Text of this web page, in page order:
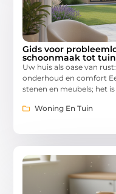
Gids voor
schoonmaak tot
Uw huis als oase van
onderhoud en comfort
stenen en meubels; het is
Woning En Tuin